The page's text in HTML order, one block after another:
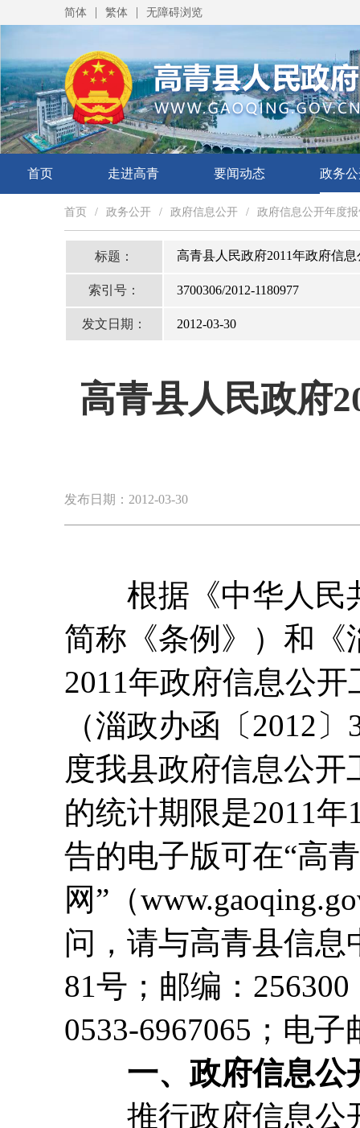
简体 | 繁体 | 无障碍浏览
首页 走进高青 要闻动态 政务
首页 / 政务公开 / 政府信息公开 / 政府信息公开年度
标题： 高青县人民政府2011年政府信
索引号： 3700306/2012-1180977
发文日期： 2012-03-30
高青县人民政府
发布日期：2012-03-30
根据《中华人民
简称《条例》）和《
2011年政府信息公
（淄政办函〔2012
度我县政府信息公
的统计期限是2011
告的电子版可在“高
网”（
问，请与高青县信
81号；邮编：
0533-6967065；电
一、政府信息公
推行政府信息公